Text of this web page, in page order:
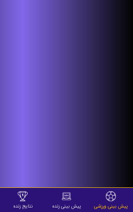
پیش بینی ورزشی پیش بینی زنده نتایج زنده